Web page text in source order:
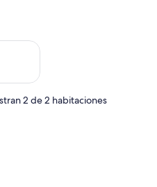
próximo fin de semana,
2 de 2 habitaciones
con cortinas.